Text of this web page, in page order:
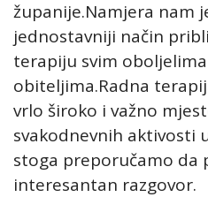
županije.Namjera nam
jednostavniji način
terapiju svim
obiteljima.Radna
vrlo široko i važno
svakodnevnih aktivosti
stoga preporučamo da
interesantan razgovor.